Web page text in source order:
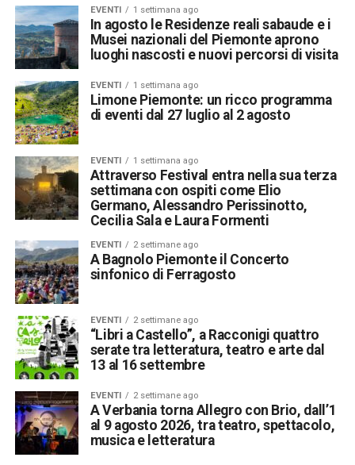
EVENTI 1 settimana ago
In agosto le Residenze reali sabaude e i
Musei nazionali del Piemonte aprono
luoghi nascosti e nuovi percorsi di visita
EVENTI 1 settimana ago
Limone Piemonte: un ricco programma
di eventi dal 27 luglio al 2 agosto
EVENTI 1 settimana ago
Attraverso Festival entra nella sua terza
settimana con ospiti come Elio
Germano, Alessandro Perissinotto,
Cecilia Sala e Laura Formenti
EVENTI 2 settimane ago
A Bagnolo Piemonte il Concerto
sinfonico di Ferragosto
EVENTI 2 settimane ago
“Libri a Castello”, a Racconigi quattro
serate tra letteratura, teatro e arte dal
13 al 16 settembre
EVENTI 2 settimane ago
A Verbania torna Allegro con Brio, dall’1
al 9 agosto 2026, tra teatro, spettacolo,
musica e letteratura